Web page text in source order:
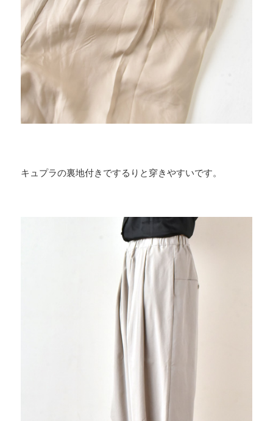
キュプラの裏地付きでするりと穿きやすいです。